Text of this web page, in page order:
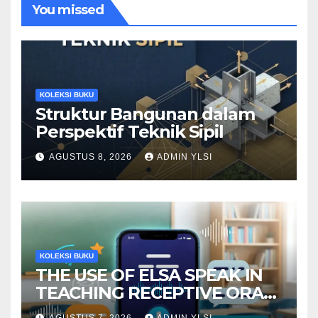
You missed
KOLEKSI BUKU
Struktur Bangunan dalam
Perspektif Teknik Sipil
AGUSTUS 8, 2026 ADMIN YLSI
KOLEKSI BUKU
THE USE OF ELSA SPEAK IN
TEACHING RECEPTIVE ORAL
LANGUAGE SKILLS